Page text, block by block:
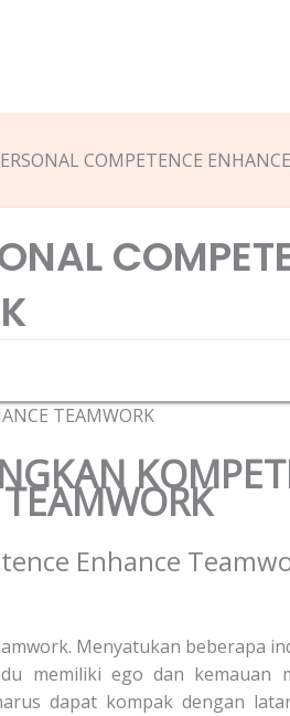
COMPETENCE
TEAMWORK
Menyatukan beberapa
memiliki ego dan kemauan
dapat kompak dengan